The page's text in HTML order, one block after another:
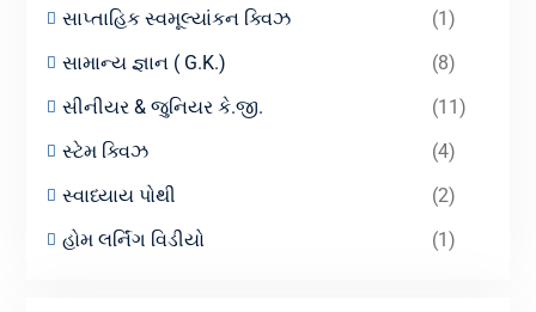
સાપ્તાહિક સ્વમૂલ્યાંકન ક્વિઝ
(1)
સામાન્ય જ્ઞાન ( G.K.)
(8)
સીનીયર & જુનિયર કે.જી.
(11)
સ્ટેમ ક્વિઝ
(4)
સ્વાધ્યાય પોથી
(2)
હોમ લર્નિંગ વિડીયો
(1)